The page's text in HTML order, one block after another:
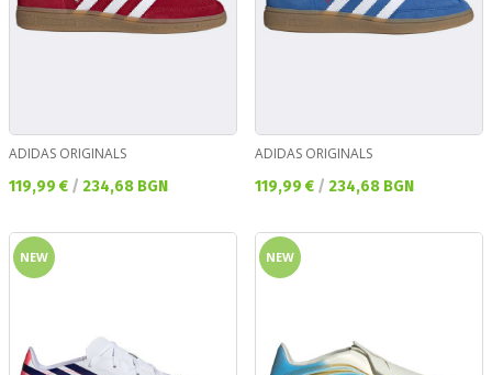
ADIDAS ORIGINALS
Текуща цена:
119,99 € / 234,68 BGN
ADIDAS ORIGINALS
Текуща цена:
119,99 € / 234,68 BGN
NEW NEW